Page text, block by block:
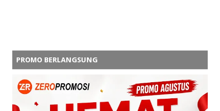
PROMO BERLANGSUNG